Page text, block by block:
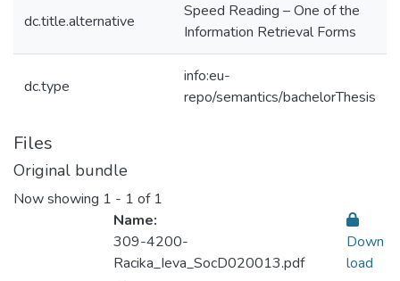
dc.title.alternative
Speed Reading – One of the
Information Retrieval Forms
dc.type
info:eu-
repo/semantics/bachelorThesis
Files
Original bundle
Now showing 1 - 1 of 1
Name:
309-4200-
Racika_Ieva_SocD020013.pdf
Down
load